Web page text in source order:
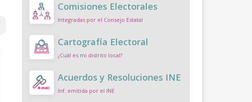
Comisiones Electorales
Integradas por el Consejo Estatal
Cartografía Electoral
¿Cuál es mi distrito local?
Acuerdos y Resoluciones INE
Inf. emitida por el INE